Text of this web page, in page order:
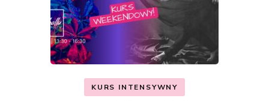
KURS INTENSYWNY